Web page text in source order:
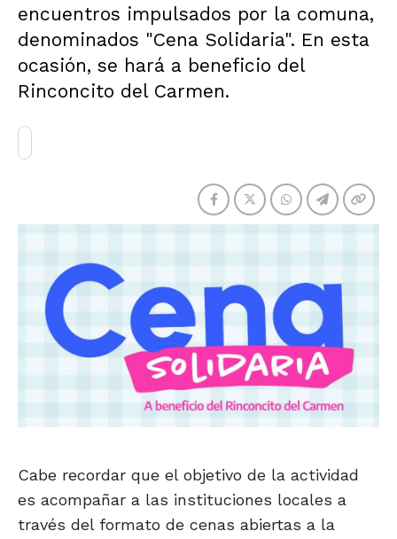
encuentros impulsados por la comuna,
denominados "Cena Solidaria". En esta
ocasión, se hará a beneficio del
Rinconcito del Carmen.
Cabe recordar que el objetivo de la actividad
es acompañar a las instituciones locales a
través del formato de cenas abiertas a la